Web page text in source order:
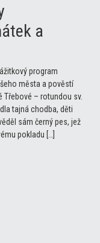
a
program
města a pověstí
Třebové – rotundou sv.
tajná chodba, děti
sám černý pes, jež
pokladu […]